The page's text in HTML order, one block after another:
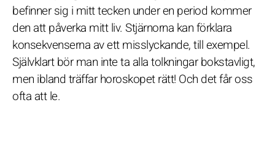
befinner sig i mitt tecken under en period kommer
den att påverka mitt liv. Stjärnorna kan förklara
konsekvenserna av ett misslyckande, till exempel.
Självklart bör man inte ta alla tolkningar bokstavligt,
men ibland träffar horoskopet rätt! Och det får oss
ofta att le.